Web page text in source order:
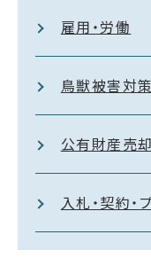
雇用・労働
鳥獣被害対策
公有財産売却
入札・契約・